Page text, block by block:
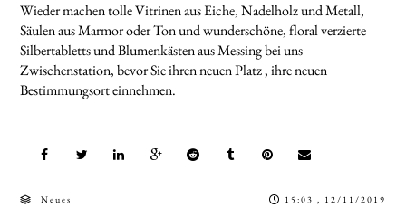
Wieder machen tolle Vitrinen aus Eiche, Nadelholz und Metall,
Säulen aus Marmor oder Ton und wunderschöne, floral verzierte
Silbertabletts und Blumenkästen aus Messing bei uns
Zwischenstation, bevor Sie ihren neuen Platz , ihre neuen
Bestimmungsort einnehmen.
Neues 15:03 , 12/11/2019